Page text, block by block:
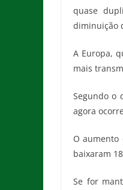
quase
diminuição
A Europa,
mais
Segundo o
agora
O aumento
baixaram
Se for